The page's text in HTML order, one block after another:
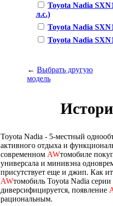
Toyota Nadia
л.с.)
Toyota Nadia
Toyota Nadia
← Выбрать другую
модель
Toyota Nadia - 5-местный
активного отдыха и
современном AWтомобиле
универсала и минивэна
присутствует еще и джип. Как
AWтомобиль Toyota Nadia
диверсифицируется, появление
рациональным.